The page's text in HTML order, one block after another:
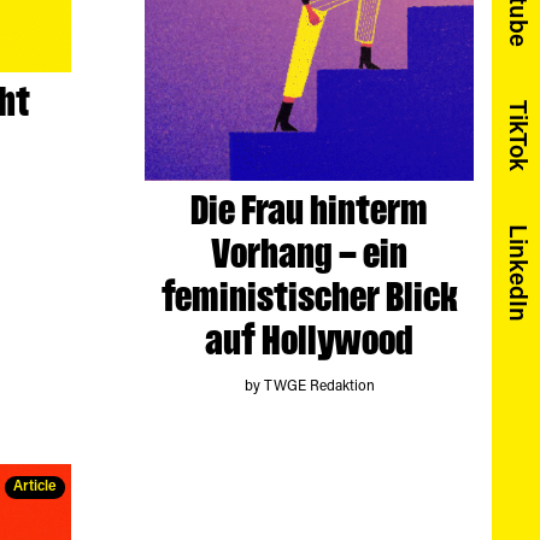
TikTok
LinkedIn
Die Frau hinterm
Vorhang – ein
feministischer Blick
auf Hollywood
by TWGE Redaktion
Article